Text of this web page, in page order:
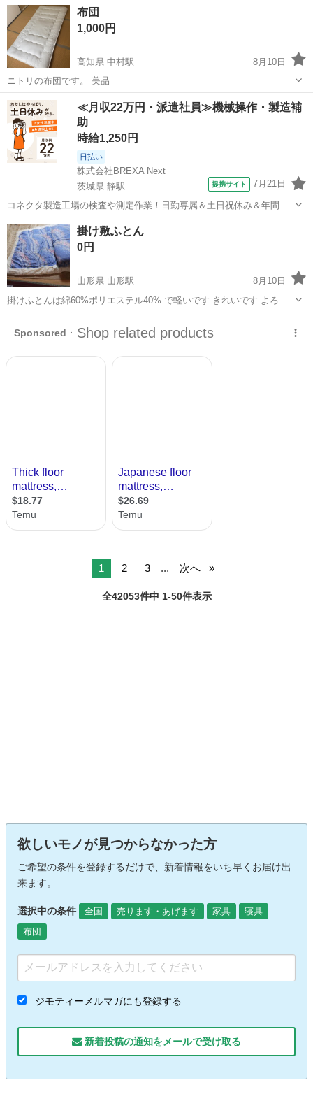
町対面非対面どちらも可能です。
岡山 岡山市 備前西市駅
布団
1,000円
高知県 中村駅
8月10日
ニトリの布団です。 美品
高知 四万十市 中村駅 寝具 ニトリ
≪月収22万円・派遣社員≫機械操作・製造補
助
時給1,250円
日払い
株式会社BREXA Next
茨城県 静駅
提携サイト 7月21日
コネクタ製造工場の検査や測定作業！日勤専属＆土日祝休み＆年間休
日128日★クリーンルーム内作業★マイカー通勤OK＆無料駐車場あり
★就業先食堂利用可！日払い制度あり！《茨城県常陸大宮市》 人気の
工場のお仕事 ◇コネクタ製造工...
茨城 常陸大宮市 静駅
掛け敷ふとん
0円
山形県 山形駅
8月10日
掛けふとんは綿60%ポリエステル40% で軽いです きれいです よろし
くお願いいたします
1 2 3 ... 次へ
全42053件中 1-50件表示
欲しいモノが見つからなかった方
ご希望の条件を登録するだけで、新着情報をいち早くお届け出
来ます。
選択中の条件 全国 売ります・あげます 家具
寝具
布団
ジモティーメルマガにも登録する
新着投稿の通知をメールで受け取る